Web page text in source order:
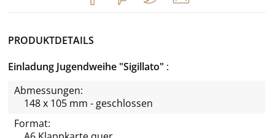
PRODUKTDETAILS
Einladung Jugendweihe "Sigillato"
Abmessungen:
148 x 105 mm - geschlossen
Format: